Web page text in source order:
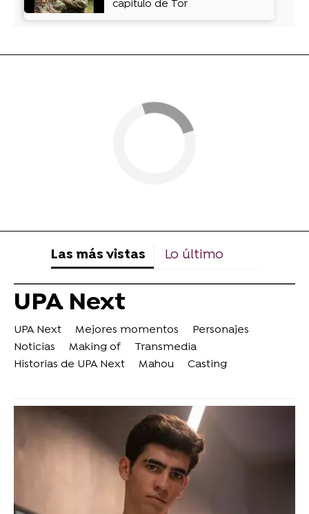
capítulo de Tor
Las más vistas Lo último
UPA Next
UPA Next Mejores momentos
Personajes
Noticias
Making of
Transmedia
Historias de UPA Next
Mahou Casting